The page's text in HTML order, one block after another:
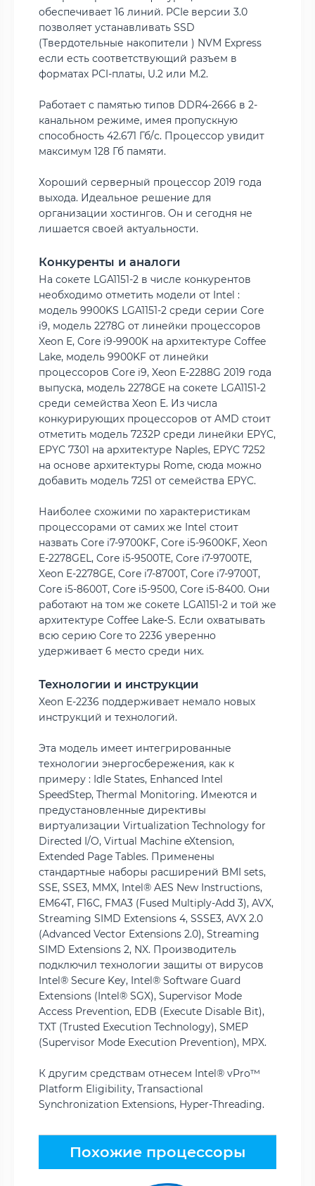
обеспечивает 16 линий. PCIe версии 3.0
позволяет устанавливать SSD
(Твердотельные накопители ) NVM Express
если есть соответствующий разъем в
форматах PCI-платы, U.2 или M.2.
Работает с памятью типов DDR4-2666 в 2-
канальном режиме, имея пропускную
способность 42.671 Гб/с. Процессор увидит
максимум 128 Гб памяти.
Хороший серверный процессор 2019 года
выхода. Идеальное решение для
организации хостингов. Он и сегодня не
лишается своей актуальности.
Конкуренты и аналоги
На сокете LGA1151-2 в числе конкурентов
необходимо отметить модели от Intel :
модель 9900KS LGA1151-2 среди серии Core
i9, модель 2278G от линейки процессоров
Xeon E, Core i9-9900K на архитектуре Coffee
Lake, модель 9900KF от линейки
процессоров Core i9, Xeon E-2288G 2019 года
выпуска, модель 2278GE на сокете LGA1151-2
среди семейства Xeon E. Из числа
конкурирующих процессоров от AMD стоит
отметить модель 7232P среди линейки EPYC,
EPYC 7301 на архитектуре Naples, EPYC 7252
на основе архитектуры Rome, сюда можно
добавить модель 7251 от семейства EPYC.
Наиболее схожими по характеристикам
процессорами от самих же Intel стоит
назвать Core i7-9700KF, Core i5-9600KF, Xeon
E-2278GEL, Core i5-9500TE, Core i7-9700TE,
Xeon E-2278GE, Core i7-8700T, Core i7-9700T,
Core i5-8600T, Core i5-9500, Core i5-8400. Они
работают на том же сокете LGA1151-2 и той же
архитектуре Coffee Lake-S. Если охватывать
всю серию Core то 2236 уверенно
удерживает 6 место среди них.
Технологии и инструкции
Xeon E-2236 поддерживает немало новых
инструкций и технологий.
Эта модель имеет интегрированные
технологии энергосбережения, как к
примеру : Idle States, Enhanced Intel
SpeedStep, Thermal Monitoring. Имеются и
предустановленные директивы
виртуализации Virtualization Technology for
Directed I/O, Virtual Machine eXtension,
Extended Page Tables. Применены
стандартные наборы расширений BMI sets,
SSE, SSE3, MMX, Intel® AES New Instructions,
EM64T, F16C, FMA3 (Fused Multiply-Add 3), AVX,
Streaming SIMD Extensions 4, SSSE3, AVX 2.0
(Advanced Vector Extensions 2.0), Streaming
SIMD Extensions 2, NX. Производитель
подключил технологии защиты от вирусов
Intel® Secure Key, Intel® Software Guard
Extensions (Intel® SGX), Supervisor Mode
Access Prevention, EDB (Execute Disable Bit),
TXT (Trusted Execution Technology), SMEP
(Supervisor Mode Execution Prevention), MPX.
К другим средствам отнесем Intel® vPro™
Platform Eligibility, Transactional
Synchronization Extensions, Hyper-Threading.
Похожие процессоры